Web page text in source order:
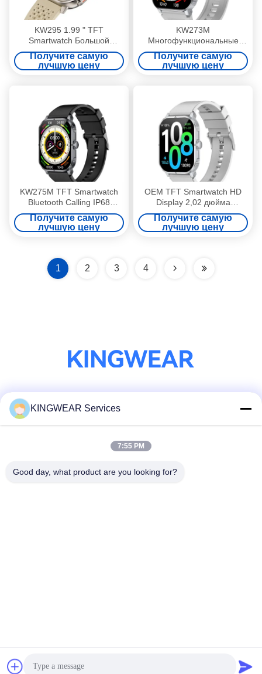
KW295 1.99 " TFT
Smartwatch Большой
дисплей, стройный фитнес-
трекер Smartwatch Большой
экран
Получите самую
лучшую цену
KW273M
Многофункциональные
умные часы
водонепроницаемые
плавательные умные часы
Получите самую
лучшую цену
KW275M TFT Smartwatch
Bluetooth Calling IP68
водонепроницаемые
динамические островные
умные часы
Получите самую
лучшую цену
OEM TFT Smartwatch HD
Display 2,02 дюйма
Разделенный экран
Игровые умные часы
Получите самую
лучшую цену
1 2 3 4
Социальные сети
© авторского права 2024-2026 Shenzhen Kingwear Technology
Development Co., Ltd . Все права защищены.
KINGWEAR Services
7:55 PM
Good day, what product are you looking for?